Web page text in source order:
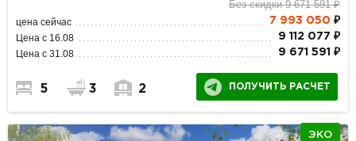
Без скидки 9 671 591 ₽
цена сейчас 7 993 050 ₽
Цена с 16.08 9 112 077 ₽
Цена с 31.08 9 671 591 ₽
5 3 2 ПОЛУЧИТЬ РАСЧЕТ
ЭКО